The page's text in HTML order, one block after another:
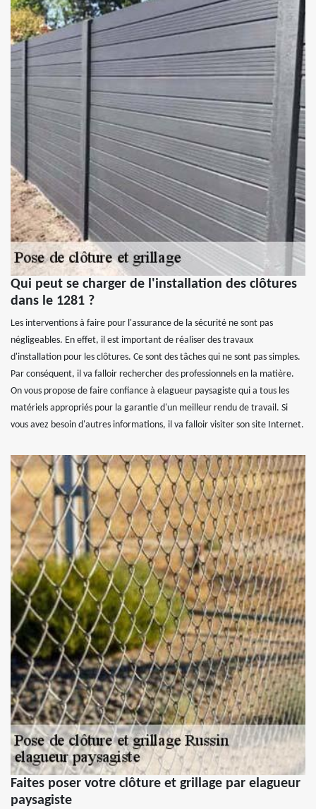
Qui peut se charger de l'installation des clôtures
dans le 1281 ?
Les interventions à faire pour l'assurance de la sécurité ne sont pas
négligeables. En effet, il est important de réaliser des travaux
d'installation pour les clôtures. Ce sont des tâches qui ne sont pas simples.
Par conséquent, il va falloir rechercher des professionnels en la matière.
On vous propose de faire confiance à elagueur paysagiste qui a tous les
matériels appropriés pour la garantie d'un meilleur rendu de travail. Si
vous avez besoin d'autres informations, il va falloir visiter son site Internet.
Faites poser votre clôture et grillage par elagueur
paysagiste